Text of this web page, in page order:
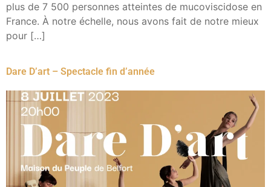
plus de 7 500 personnes atteintes de mucoviscidose en
France. À notre échelle, nous avons fait de notre mieux
pour […]
Dare D’art – Spectacle fin d’année